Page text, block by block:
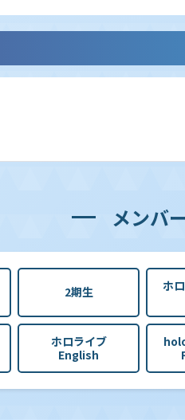
メンバ
2期生
ホ
ホロライブ
English